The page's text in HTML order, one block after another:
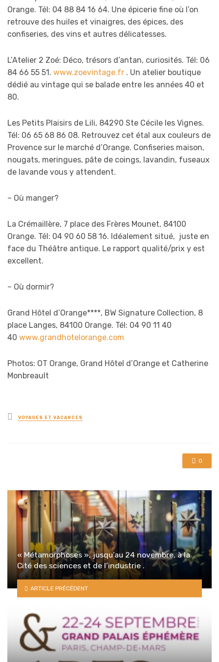
Orange. Tél: 04 88 84 16 64. Une épicerie fine où l’on
retrouve des huiles et vinaigres, des épices, des
confiseries, des vins et autres délicatesses.
L’Atelier 2 Zoé: Déco, trésors d’antan, curiosités. Tél: 06
84 66 55 51. www.zoevintage.fr . Un atelier boutique
dédié au vintage qui se balade entre les années 40 et
80.
Les Petits Plaisirs de Lili, 84290 Ste Cécile les Vignes.
Tél: 06 65 68 86 08. Retrouvez cet étal aux couleurs de
Provence sur le marché d’Orange. Confiseries maison,
nougats, meringues, pâte de coings, lavandin, fuseaux
de lavande vous y attendent.
– Où manger?
La Crémaillère, 7 place des Frères Mounet, 84100
Orange. Tél: 04 90 60 58 16. Idéalement situé, juste en
face du Théâtre antique. Le rapport qualité/prix y est
excellent.
– Où dormir?
Grand Hôtel d’Orange****, BW Signature Collection, 8
place Langes, 84100 Orange. Tél: 04 90 11 40
40 www.grandhotelorange.com
Photos: OT Orange, Grand Hôtel d’Orange et Catherine
Monbreault
Posted
in
VOYAGES ET VACANCES
0
« Métamorphoses », jusqu’au 24 novembre, à la
Cité des sciences et de l’industrie .
ARTICLE PRÉCÉDENT